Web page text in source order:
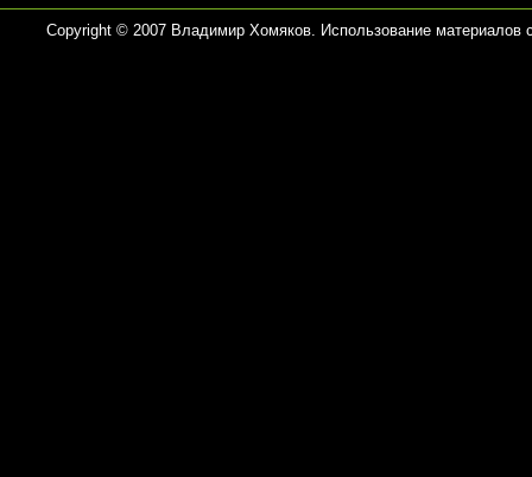
Copyright © 2007 Владимир Хомяков. Использование материалов